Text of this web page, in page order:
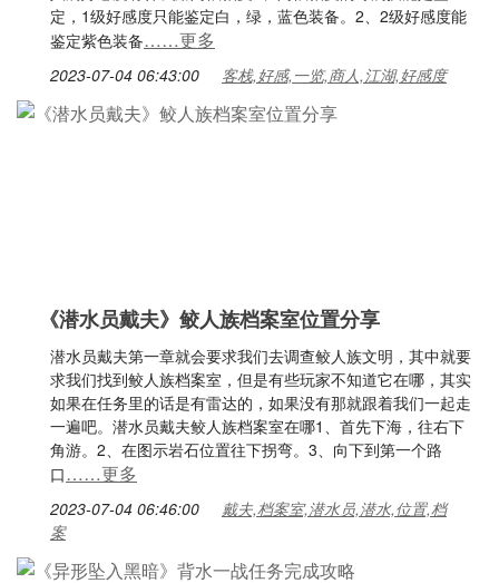
定，1级好感度只能鉴定白，绿，蓝色装备。2、2级好感度能
鉴定紫色装备……更多
2023-07-04 06:43:00 客栈,好感,一览,商人,江湖,好感度
《潜水员戴夫》鲛人族档案室位置分享
潜水员戴夫第一章就会要求我们去调查鲛人族文明，其中就要
求我们找到鲛人族档案室，但是有些玩家不知道它在哪，其实
如果在任务里的话是有雷达的，如果没有那就跟着我们一起走
一遍吧。潜水员戴夫鲛人族档案室在哪1、首先下海，往右下
角游。2、在图示岩石位置往下拐弯。3、向下到第一个路
口……更多
2023-07-04 06:46:00
戴夫,档案室,潜水员,潜水,位置,档
案